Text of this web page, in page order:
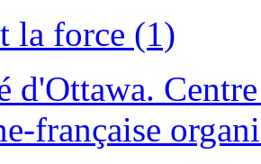
la force (1)
d'Ottawa.
française